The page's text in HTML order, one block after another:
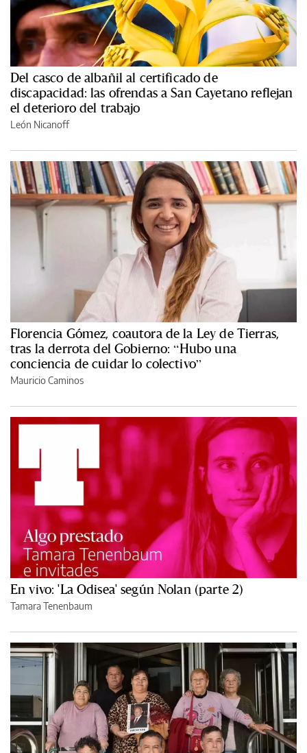
Del casco de albañil al certificado de
discapacidad: las ofrendas a San Cayetano reflejan
el deterioro del trabajo
León Nicanoff
Florencia Gómez, coautora de la Ley de Tierras,
tras la derrota del Gobierno: “Hubo una
conciencia de cuidar lo colectivo”
Mauricio Caminos
En vivo: 'La Odisea' según Nolan (parte 2)
Tamara Tenenbaum